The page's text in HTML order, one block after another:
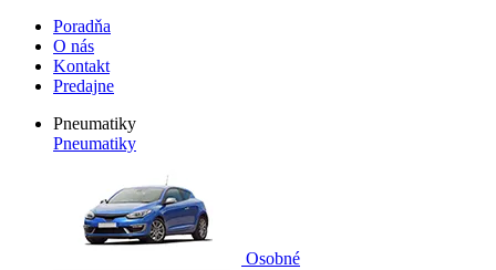
Poradňa
O nás
Kontakt
Predajne
Pneumatiky
Pneumatiky
Osobné